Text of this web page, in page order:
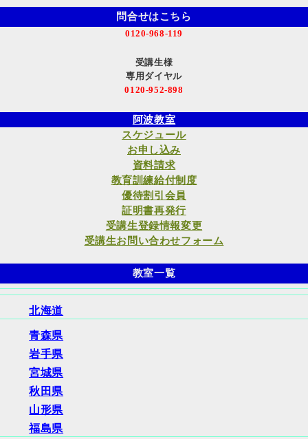
問合せはこちら
0120-968-119
受講生様
専用ダイヤル
0120-952-898
阿波教室
スケジュール
お申し込み
資料請求
教育訓練給付制度
優待割引会員
証明書再発行
受講生登録情報変更
受講生お問い合わせフォーム
教室一覧
北海道
青森県
岩手県
宮城県
秋田県
山形県
福島県